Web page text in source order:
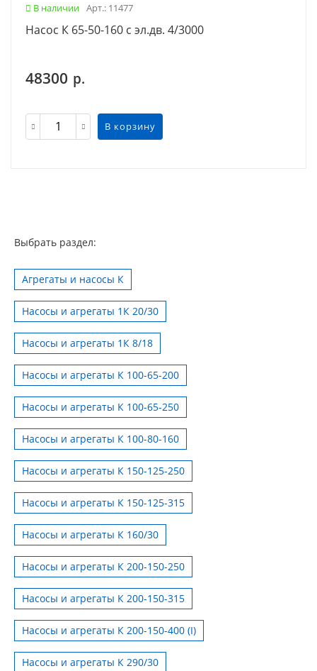
В наличии Арт.: 11477
Насос К 65-50-160 с эл.дв. 4/3000
48300 р.
В корзину
Выбрать раздел:
Агрегаты и насосы К
Насосы и агрегаты 1К 20/30
Насосы и агрегаты 1К 8/18
Насосы и агрегаты К 100-65-200
Насосы и агрегаты К 100-65-250
Насосы и агрегаты К 100-80-160
Насосы и агрегаты К 150-125-250
Насосы и агрегаты К 150-125-315
Насосы и агрегаты К 160/30
Насосы и агрегаты К 200-150-250
Насосы и агрегаты К 200-150-315
Насосы и агрегаты К 200-150-400 (I)
Насосы и агрегаты К 290/30